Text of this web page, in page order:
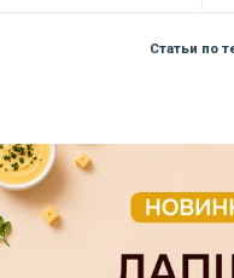
Статьи по